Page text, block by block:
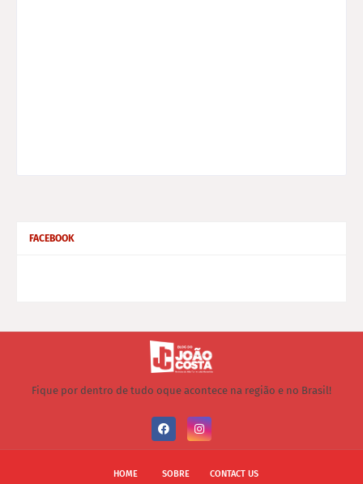
FACEBOOK
Fique por dentro de tudo oque acontece na região e no Brasil!
HOME SOBRE CONTACT US